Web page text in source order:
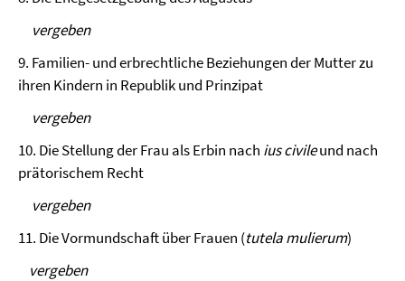
vergeben
9. Familien- und erbrechtliche Beziehungen der Mutter zu
ihren Kindern in Republik und Prinzipat
vergeben
10. Die Stellung der Frau als Erbin nach ius civileund nach
prätorischem Recht
vergeben
11. Die Vormundschaft über Frauen (tutela mulierum)
vergeben